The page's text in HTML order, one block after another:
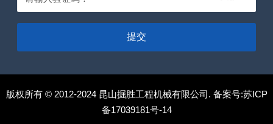
提交
版权所有 © 2012-2024 昆山掘胜工程机械有限公司. 备案号:苏ICP
备17039181号-14